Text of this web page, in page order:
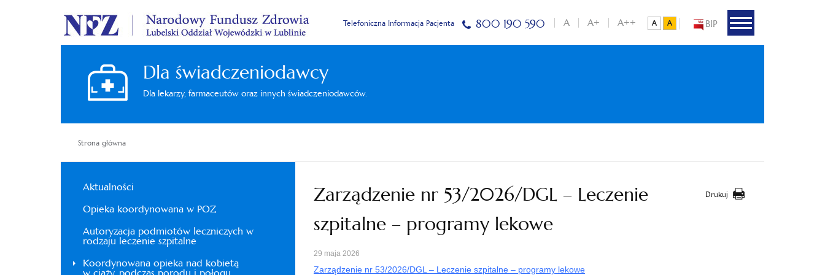
BIP
A A+ A++
Telefoniczna Informacja Pacjenta 800 190 590
Dla świadczeniodawcy
Dla lekarzy, farmaceutów oraz innych świadczeniodawców.
Strona główna
Aktualności
Opieka koordynowana w POZ
Autoryzacja podmiotów leczniczych w
rodzaju leczenie szpitalne
Koordynowana opieka nad kobietą
Drukuj
Zarządzenie nr 53/2026/DGL – Leczenie
szpitalne – programy lekowe
29 maja 2026
Zarządzenie nr 53/2026/DGL – Leczenie szpitalne – programy lekowe